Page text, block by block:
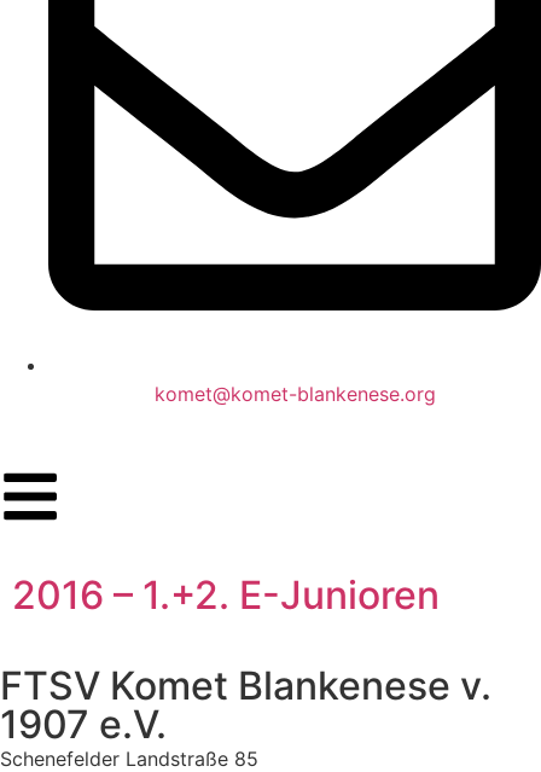
komet@komet-blankenese.org
2016 – 1.+2. E-Junioren
FTSV Komet Blankenese v.
1907 e.V.
Schenefelder Landstraße 85